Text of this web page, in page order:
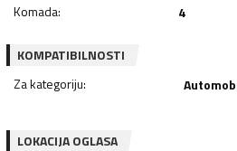
Komada: 4
KOMPATIBILNOSTI
Za kategoriju:
LOKACIJA OGLASA